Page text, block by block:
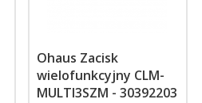
Ohaus Zacisk
wielofunkcyjny CLM-
MULTI3SZM - 30392203